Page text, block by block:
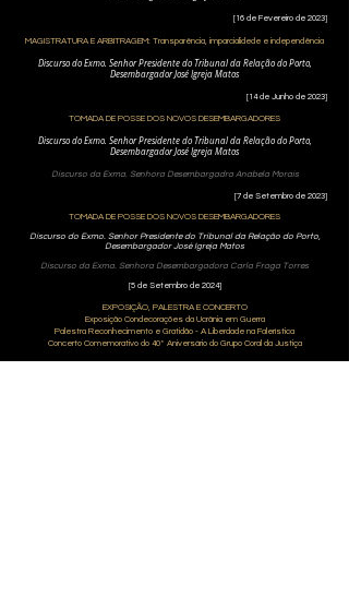
[16 de Fevereiro de 2023]
MAGISTRATURA E ARBITRAGEM: Transparência, imparcialidede e independência
Discurso do Exmo. SenhorPresidente do Tribunal da Relação do Porto,
Desembargador José Igreja Matos
[14 de Junho de 2023]
TOMADA DE POSSE DOS NOVOS DESEMBARGADORES
Discurso do Exmo. Senhor Presidente do Tribunal da Relação do Porto,
Desembargador José Igreja Matos
Discurso da Exma. Senhora Desembargadra Anabela Morais
[7 de Setembro de 2023]
TOMADA DE POSSE DOS NOVOS DESEMBARGADORES
Discurso do Exmo. Senhor Presidente do Tribunal da Relação do Porto,
Desembargador José Igreja Matos
Discurso da Exma. Senhora Desembargadora Carla Fraga Torres
[5 de Setembro de 2024]
EXPOSIÇÃO, PALESTRA E CONCERTO
Exposição Condecorações da Ucrânia em Guerra
Palestra Reconhecimento e Gratidão - A Liberdade na Falerística
Concerto Comemorativo do 40º Aniversário do Grupo Coral da Justiça